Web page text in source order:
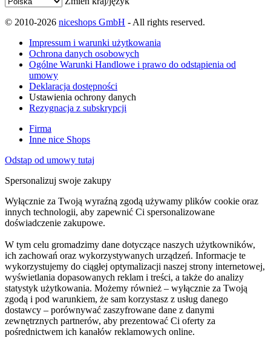
© 2010-2026 niceshops GmbH - All rights reserved.
Impressum i warunki użytkowania
Ochrona danych osobowych
Ogólne Warunki Handlowe i prawo do odstąpienia od
umowy
Deklaracja dostępności
Ustawienia ochrony danych
Rezygnacja z subskrypcji
Firma
Inne nice Shops
Odstąp od umowy tutaj
Spersonalizuj swoje zakupy
Wyłącznie za Twoją wyraźną zgodą używamy plików cookie oraz
innych technologii, aby zapewnić Ci spersonalizowane
doświadczenie zakupowe.
W tym celu gromadzimy dane dotyczące naszych użytkowników,
ich zachowań oraz wykorzystywanych urządzeń. Informacje te
wykorzystujemy do ciągłej optymalizacji naszej strony internetowej,
wyświetlania dopasowanych reklam i treści, a także do analizy
statystyk użytkowania. Możemy również – wyłącznie za Twoją
zgodą i pod warunkiem, że sam korzystasz z usług danego
dostawcy – porównywać zaszyfrowane dane z danymi
zewnętrznych partnerów, aby prezentować Ci oferty za
pośrednictwem ich kanałów reklamowych online.